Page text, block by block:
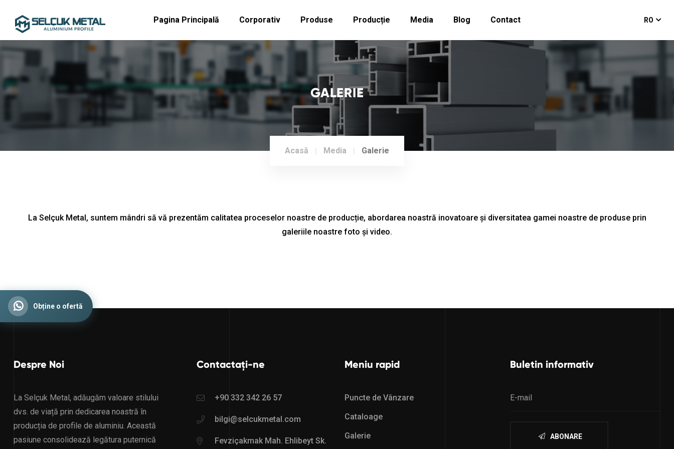
Pagina Principală Corporativ Produse Producție Media Blog Contact RO
GALERIE
Acasă Media Galerie
La Selçuk Metal, suntem mândri să vă prezentăm calitatea proceselor noastre de producție, abordarea noastră inovatoare și diversitatea gamei noastre de produse prin
galeriile noastre foto și video.
Despre Noi
La Selçuk Metal, adăugăm valoare stilului
dvs. de viață prin dedicarea noastră în
producția de profile de aluminiu. Această
pasiune consolidează legătura puternică
Contactați-ne
+90 332 342 26 57
bilgi@selcukmetal.com
Fevziçakmak Mah. Ehlibeyt Sk.
Meniu rapid
Puncte de Vânzare
Cataloage
Galerie
Buletin informativ
ABONARE
Obține o ofertă